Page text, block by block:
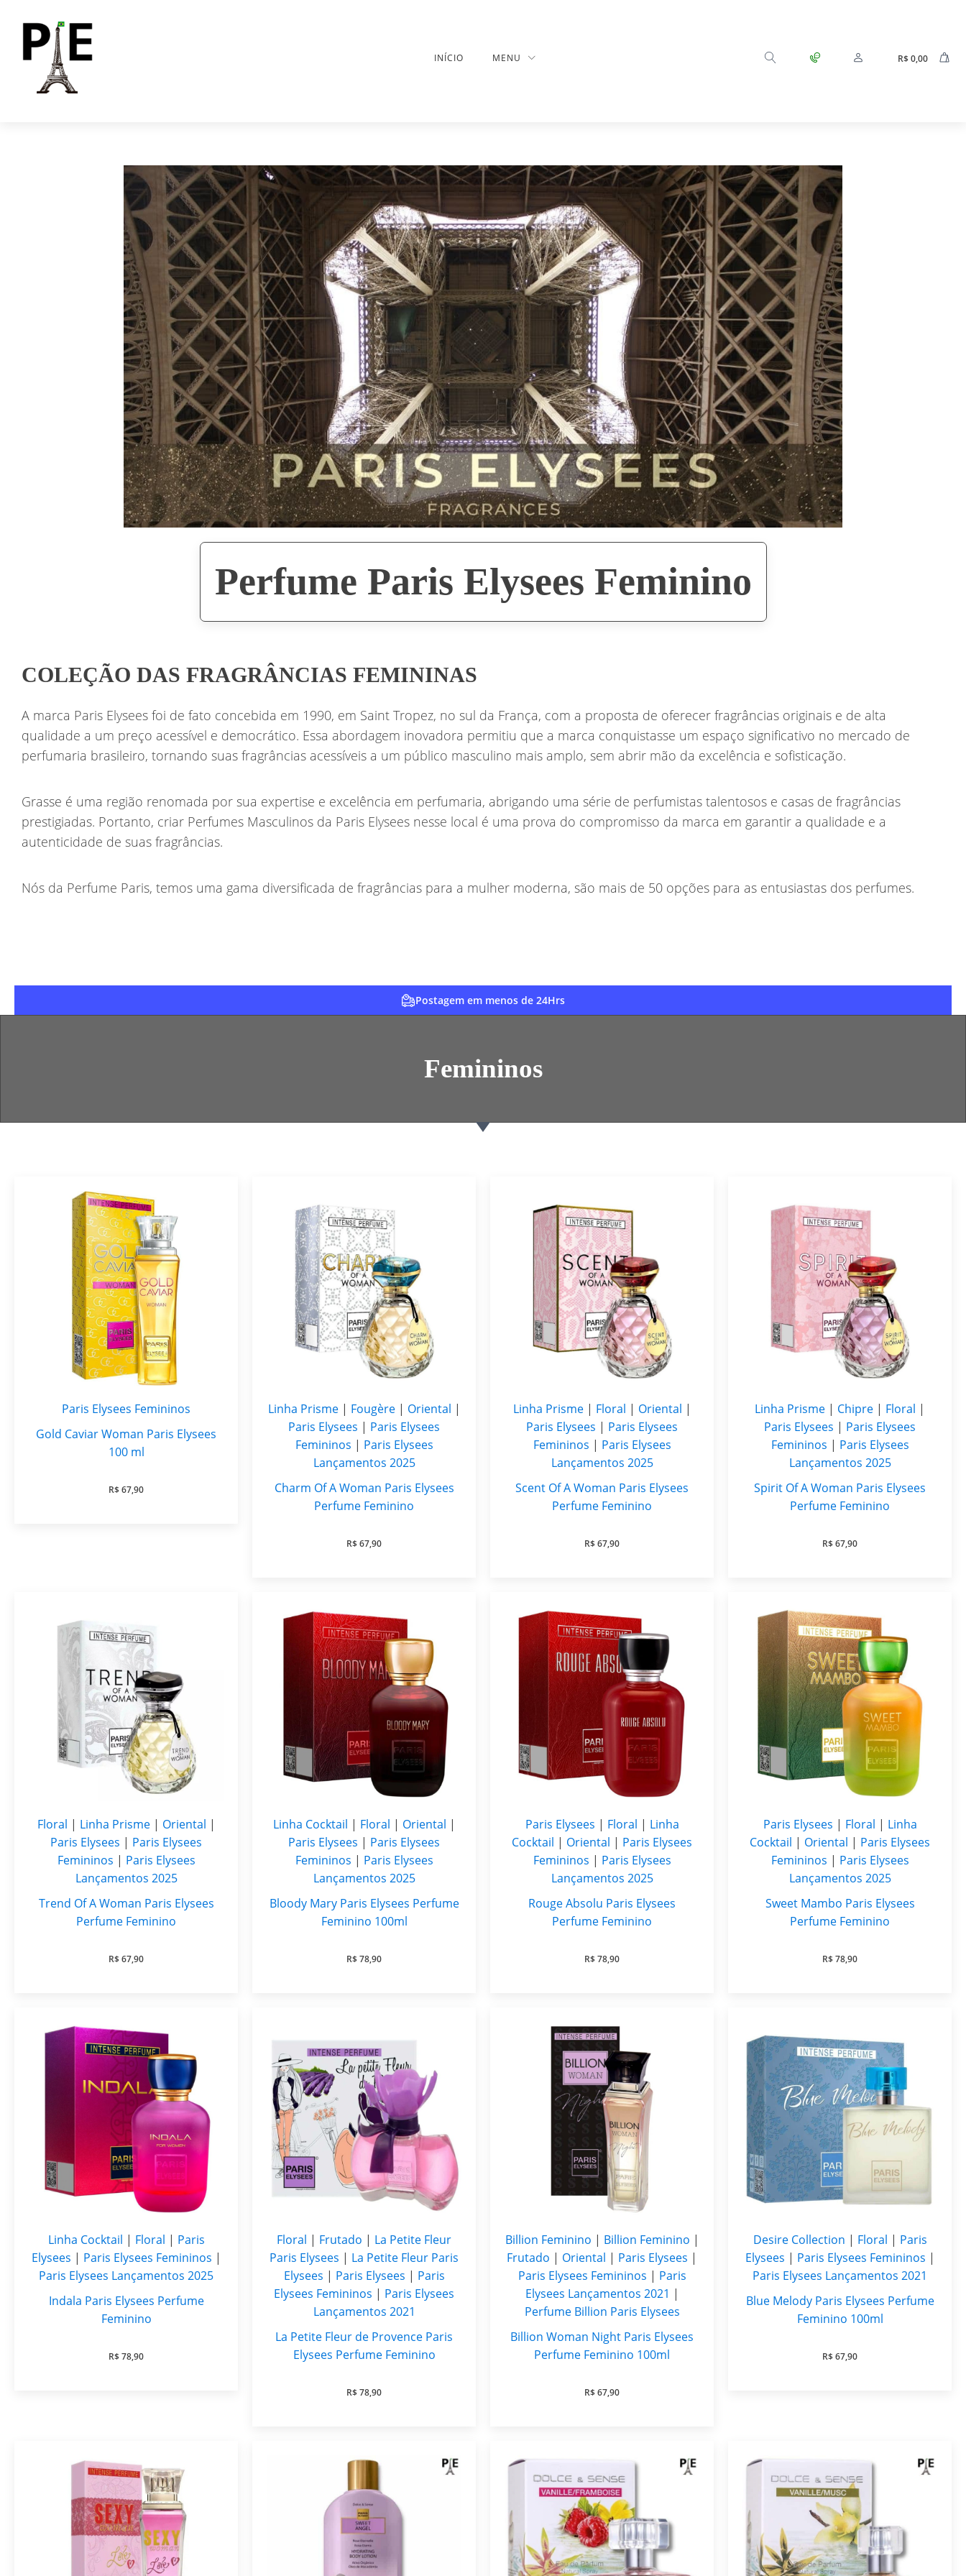
INÍCIO MENU R$0,00
Perfume Paris Elysees Feminino
COLEÇÃO DAS FRAGRÂNCIAS FEMININAS
A marca Paris Elysees foi de fato concebida em 1990, em Saint Tropez, no sul da França, com a proposta de oferecer fragrâncias originais e de alta
qualidade a um preço acessível e democrático. Essa abordagem inovadora permitiu que a marca conquistasse um espaço significativo no mercado de
perfumaria brasileiro, tornando suas fragrâncias acessíveis a um público masculino mais amplo, sem abrir mão da excelência e sofisticação.
Grasse é uma região renomada por sua expertise e excelência em perfumaria, abrigando uma série de perfumistas talentosos e casas de fragrâncias
prestigiadas. Portanto, criar Perfumes Masculinos da Paris Elysees nesse local é uma prova do compromisso da marca em garantir a qualidade e a
autenticidade de suas fragrâncias.
Nós da Perfume Paris, temos uma gama diversificada de fragrâncias para a mulher moderna, são mais de 50 opções para as entusiastas dos perfumes.
Postagem em menos de 24Hrs
Femininos
Paris Elysees Femininos
Gold Caviar Woman Paris Elysees
100 ml
R$67,90
Linha Prisme| Fougère| Oriental |
Paris Elysees | Paris Elysees
Femininos | Paris Elysees
Lançamentos 2025
Charm Of A Woman Paris Elysees
Perfume Feminino
R$67,90
Linha Prisme| Floral | Oriental |
Paris Elysees | Paris Elysees
Femininos | Paris Elysees
Lançamentos 2025
Scent Of A Woman Paris Elysees
Perfume Feminino
R$67,90
Linha Prisme | Chipre | Floral |
Paris Elysees | Paris Elysees
Femininos | Paris Elysees
Lançamentos 2025
Spirit Of A Woman Paris Elysees
Perfume Feminino
R$67,90
Floral | Linha Prisme| Oriental |
Paris Elysees | Paris Elysees
Femininos | Paris Elysees
Lançamentos 2025
Trend Of A Woman Paris Elysees
Perfume Feminino
R$67,90
Linha Cocktail | Floral | Oriental |
Paris Elysees | Paris Elysees
Femininos | Paris Elysees
Lançamentos 2025
Bloody Mary Paris Elysees Perfume
Feminino 100ml
R$78,90
Paris Elysees | Floral | Linha
Cocktail | Oriental | Paris Elysees
Femininos | Paris Elysees
Lançamentos 2025
Rouge Absolu Paris Elysees
Perfume Feminino
R$78,90
Paris Elysees | Floral | Linha
Cocktail | Oriental | Paris Elysees
Femininos | Paris Elysees
Lançamentos 2025
Sweet Mambo Paris Elysees
Perfume Feminino
R$78,90
Linha Cocktail | Floral | Paris
Elysees | Paris Elysees Femininos |
Paris Elysees Lançamentos 2025
Indala Paris Elysees Perfume
Feminino
R$78,90
Floral | Frutado | La Petite Fleur
Paris Elysees | La Petite Fleur Paris
Elysees | Paris Elysees | Paris
Elysees Femininos | Paris Elysees
Lançamentos 2021
La Petite Fleur de Provence Paris
Elysees Perfume Feminino
R$78,90
Billion Feminino | Billion Feminino |
Frutado | Oriental | Paris Elysees |
Paris Elysees Femininos | Paris
Elysees Lançamentos 2021 |
Perfume Billion Paris Elysees
Billion Woman Night Paris Elysees
Perfume Feminino 100ml
R$67,90
Desire Collection | Floral | Paris
Elysees | Paris Elysees Femininos |
Paris Elysees Lançamentos 2021
Blue Melody Paris Elysees Perfume
Feminino 100ml
R$67,90